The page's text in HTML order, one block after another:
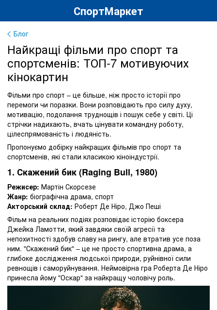
СпортМаркет
Блог
Найкращі фільми про спорт та
спортсменів: ТОП-7 мотивуючих
кінокартин
Фільми про спорт – це більше, ніж просто історії про
перемоги чи поразки. Вони розповідають про силу духу,
мотивацію, подолання труднощів і пошук себе у світі. Ці
стрічки надихають, вчать цінувати командну роботу,
цілеспрямованість і людяність.
Пропонуємо добірку найкращих фільмів про спорт та
спортсменів, які стали класикою кіноіндустрії.
1. Скажений бик (Raging Bull, 1980)
Режисер: Мартін Скорсезе
Жанр: біографічна драма, спорт
Акторський склад: Роберт Де Ніро, Джо Пеші
Фільм на реальних подіях розповідає історію боксера
Джейка Ламотти, який завдяки своїй агресії та
непохитності здобув славу на рингу, але втратив усе поза
ним. "Скажений бик" – це не просто спортивна драма, а
глибоке дослідження людської природи, руйнівної сили
ревнощів і саморуйнування. Неймовірна гра Роберта Де Ніро
принесла йому "Оскар" за найкращу чоловічу роль.